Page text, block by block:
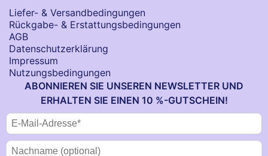
Liefer- & Versandbedingungen
Rückgabe- & Erstattungsbedingungen
AGB
Datenschutzerklärung
Impressum
Nutzungsbedingungen
ABONNIEREN SIE UNSEREN NEWSLETTER UND
ERHALTEN SIE EINEN 10 %-GUTSCHEIN!